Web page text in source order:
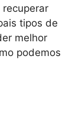
tipos de
melhor
podemos